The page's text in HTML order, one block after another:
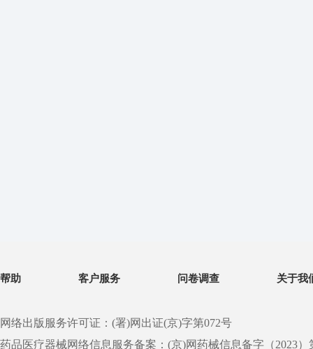
帮助 客户服务 问卷调查 关于我
网络出版服务许可证：(署)网出证(京)字第072号
药品医疗器械网络信息服务备案：(京)网药械信息备字（2023）